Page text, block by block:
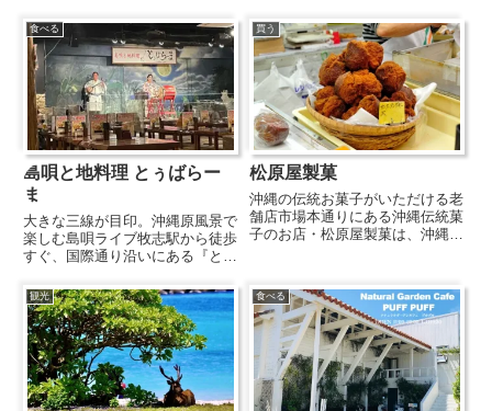
で話題になったスポットをご紹介
します！久米島のおすすめ観光ス
ポット13選 ①畳石 ②ミーフガー
③ガラサー山 ④はての浜...
祖河にあります。「世界最高齢の
働く夫婦」としてギネスにも認定
された金城さん夫妻が、当時営...
食べる
島唄と地料理 とぅばらー
ま
大きな三線が目印。沖縄原風景で
楽しむ島唄ライブ牧志駅から徒歩
すぐ、国際通り沿いにある『とぅ
沖縄の魅力を存分に満喫できるお
店です。店名の「とぅばらーま」
とは、「歌の島・芸能の島」とし
て知られる八重山地方を代表す
る...
買う
松原屋製菓
沖縄の伝統お菓子がいただける老
舗店市場本通りにある沖縄伝統菓
子のお店・松原屋製菓は、沖縄で
っしり詰まった重みのある「さー
たーあんだぎー」や、「ぽーぽ
ー」「のーまんじゅう」など沖縄
で定...
観光 食べる